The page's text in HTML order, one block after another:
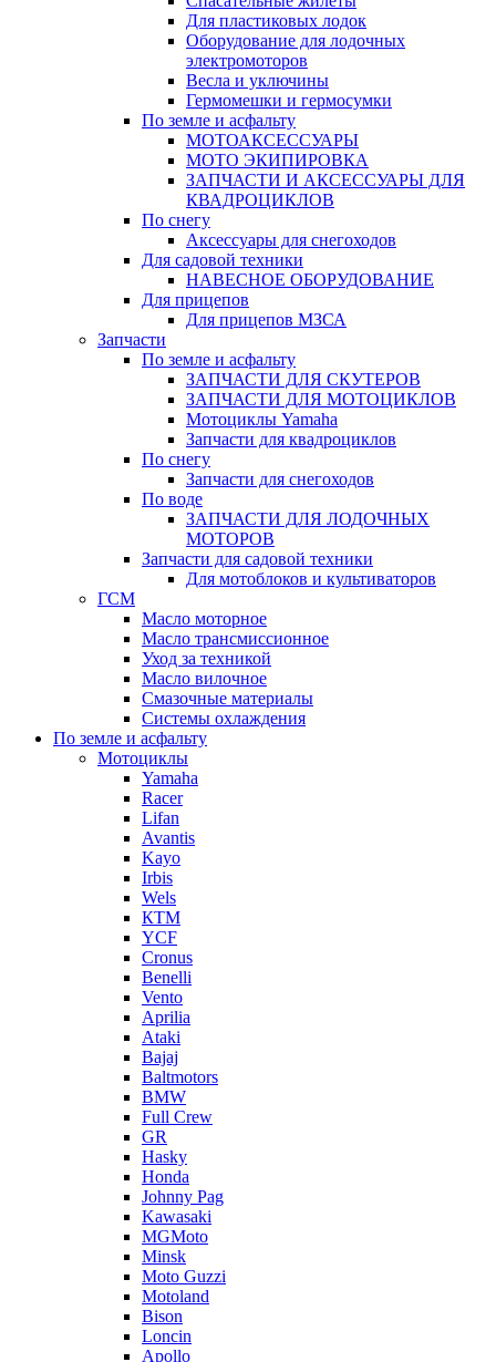
Для пластиковых лодок
Оборудование для лодочных
электромоторов
Весла и уключины
Гермомешки и гермосумки
По земле и асфальту
МОТОАКСЕССУАРЫ
МОТО ЭКИПИРОВКА
ЗАПЧАСТИ И АКСЕССУАРЫ ДЛЯ
КВАДРОЦИКЛОВ
По снегу
Аксессуары для снегоходов
Для садовой техники
НАВЕСНОЕ ОБОРУДОВАНИЕ
Для прицепов
Для прицепов МЗСА
Запчасти
По земле и асфальту
ЗАПЧАСТИ ДЛЯ СКУТЕРОВ
ЗАПЧАСТИ ДЛЯ МОТОЦИКЛОВ
Мотоциклы Yamaha
Запчасти для квадроциклов
По снегу
Запчасти для снегоходов
По воде
ЗАПЧАСТИ ДЛЯ ЛОДОЧНЫХ
МОТОРОВ
Запчасти для садовой техники
Для мотоблоков и культиваторов
ГСМ
Масло моторное
Масло трансмиссионное
Уход за техникой
Масло вилочное
Смазочные материалы
Системы охлаждения
По земле и асфальту
Мотоциклы
Yamaha
Racer
Lifan
Avantis
Kayo
Irbis
Wels
КТМ
YCF
Cronus
Benelli
Vento
Aprilia
Ataki
Bajaj
Baltmotors
BMW
Full Crew
GR
Hasky
Honda
Johnny Pag
Kawasaki
MGMoto
Minsk
Moto Guzzi
Motoland
Bison
Loncin
Apollo